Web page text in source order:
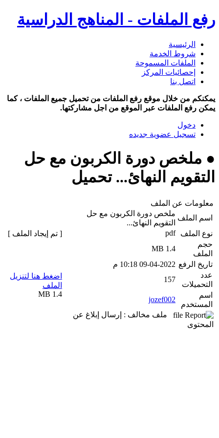
رفع الملفات - المناهج الدراسية
الرئيسية
شروط الخدمة
الملفات المسموحة
إحصائيات المركز
اتصل بنا
يمكنكم من خلال موقع رفع الملفات من تحميل جميع الملفات ، كما
يمكن رفع الملفات عبر الموقع من اجل مشاركتها.
دخول
تسجيل عضوية جديده
● ملخص دورة الكربون مع حل
التقويم النهائ... تحميل
معلومات عن الملف
اسم الملف
ملخص دورة الكربون مع حل
التقويم النهائ...
نوع الملف
pdf
حجم
الملف
1.4 MB
تاريخ الرفع 09-04-2022 10:18 م
عدد
التحميلات
157
اسم
المستخدم
jozef002
ملف مخالف : إرسال إبلاغ عن
المحتوى
[ تم إيجاد الملف ]
اضغط هنا لتنزيل
الملف
1.4 MB